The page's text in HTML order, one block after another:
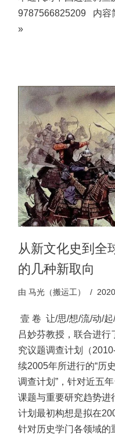
9787566825209 内容
»
从新文化史到全
的几种新取向
由 马光（搬运工）
壹 卷 让/思/想/流/动/
吕妙芬教授，联合进行
究议题调查计划（
续2005年所进行的“历
调查计划”，针对近五
课题与重要研究趋势进
计划最初构想是拟在
针对历史学门各领域